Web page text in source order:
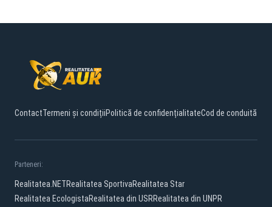
ContactTermeni și condițiiPolitică de confidențialitateCod de conduită
Parteneri:
Realitatea.NETRealitatea SportivaRealitatea Star
Realitatea EcologistaRealitatea din USRRealitatea din UNPR